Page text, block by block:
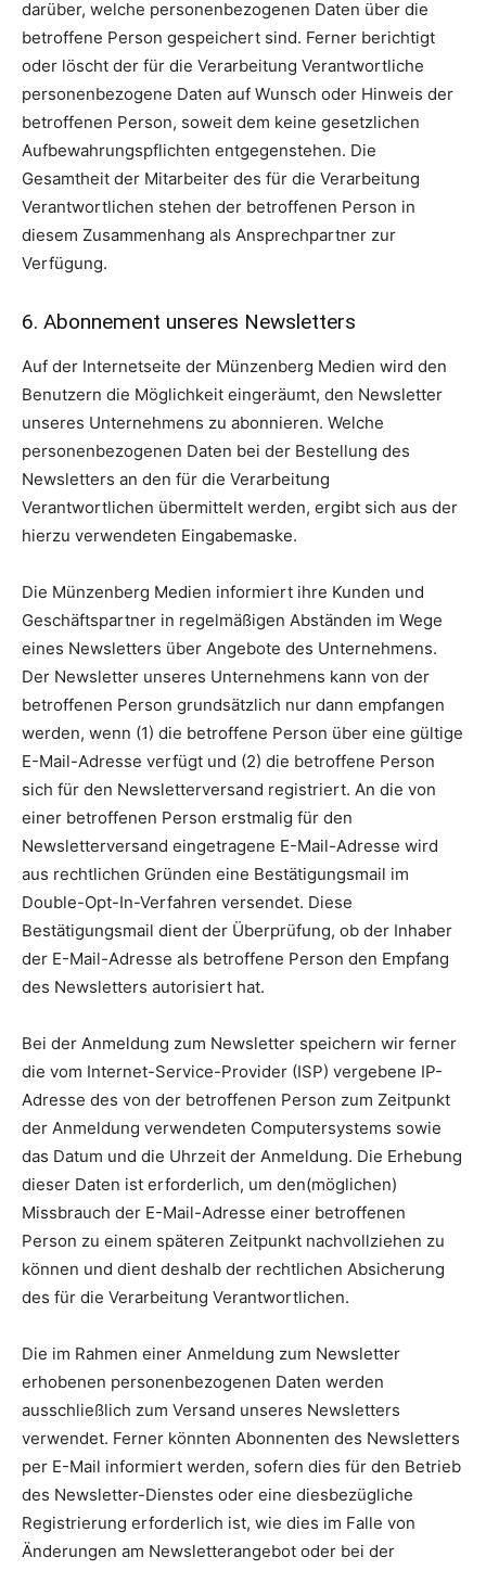
darüber, welche personenbezogenen Daten über die
betroffene Person gespeichert sind. Ferner berichtigt
oder löscht der für die Verarbeitung Verantwortliche
personenbezogene Daten auf Wunsch oder Hinweis der
betroffenen Person, soweit dem keine gesetzlichen
Aufbewahrungspflichten entgegenstehen. Die
Gesamtheit der Mitarbeiter des für die Verarbeitung
Verantwortlichen stehen der betroffenen Person in
diesem Zusammenhang als Ansprechpartner zur
Verfügung.
6. Abonnement unseres Newsletters
Auf der Internetseite der Münzenberg Medien wird den
Benutzern die Möglichkeit eingeräumt, den Newsletter
unseres Unternehmens zu abonnieren. Welche
personenbezogenen Daten bei der Bestellung des
Newsletters an den für die Verarbeitung
Verantwortlichen übermittelt werden, ergibt sich aus der
hierzu verwendeten Eingabemaske.
Die Münzenberg Medien informiert ihre Kunden und
Geschäftspartner in regelmäßigen Abständen im Wege
eines Newsletters über Angebote des Unternehmens.
Der Newsletter unseres Unternehmens kann von der
betroffenen Person grundsätzlich nur dann empfangen
werden, wenn (1) die betroffene Person über eine gültige
E-Mail-Adresse verfügt und (2) die betroffene Person
sich für den Newsletterversand registriert. An die von
einer betroffenen Person erstmalig für den
Newsletterversand eingetragene E-Mail-Adresse wird
aus rechtlichen Gründen eine Bestätigungsmail im
Double-Opt-In-Verfahren versendet. Diese
Bestätigungsmail dient der Überprüfung, ob der Inhaber
der E-Mail-Adresse als betroffene Person den Empfang
des Newsletters autorisiert hat.
Bei der Anmeldung zum Newsletter speichern wir ferner
die vom Internet-Service-Provider (ISP) vergebene IP-
Adresse des von der betroffenen Person zum Zeitpunkt
der Anmeldung verwendeten Computersystems sowie
das Datum und die Uhrzeit der Anmeldung. Die Erhebung
dieser Daten ist erforderlich, um den(möglichen)
Missbrauch der E-Mail-Adresse einer betroffenen
Person zu einem späteren Zeitpunkt nachvollziehen zu
können und dient deshalb der rechtlichen Absicherung
des für die Verarbeitung Verantwortlichen.
Die im Rahmen einer Anmeldung zum Newsletter
erhobenen personenbezogenen Daten werden
ausschließlich zum Versand unseres Newsletters
verwendet. Ferner könnten Abonnenten des Newsletters
per E-Mail informiert werden, sofern dies für den Betrieb
des Newsletter-Dienstes oder eine diesbezügliche
Registrierung erforderlich ist, wie dies im Falle von
Änderungen am Newsletterangebot oder bei der